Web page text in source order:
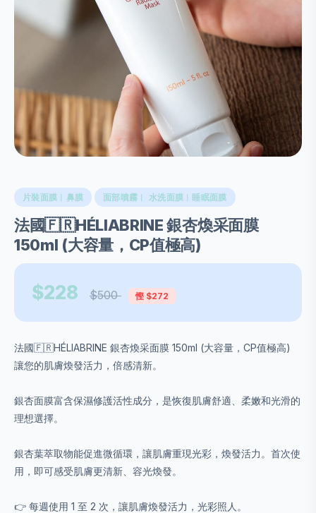
片裝面膜︱鼻膜 面部噴霧︱ 水洗面膜︱睡眠面膜
法國🇫🇷HÉLIABRINE 銀杏煥采面膜
150ml (大容量，CP值極高)
$228 $500 慳 $272
法國🇫🇷HÉLIABRINE 銀杏煥采面膜 150ml (大容量，CP值極高)
讓您的肌膚煥發活力，倍感清新。
銀杏面膜富含保濕修護活性成分，是恢復肌膚舒適、柔嫩和光滑的
理想選擇。
銀杏葉萃取物能促進微循環，讓肌膚重現光彩，煥發活力。首次使
用，即可感受肌膚更清新、容光煥發。
👉 每週使用 1 至 2 次，讓肌膚煥發活力，光彩照人。